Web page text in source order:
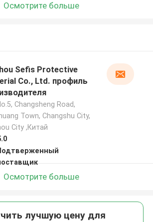
Осмотрите больше
Sefis Protective
Co., Ltd. профиль
Changsheng Road,
Town, Changshu City,
City ,Китай
Осмотрите больше
лучшую цену для